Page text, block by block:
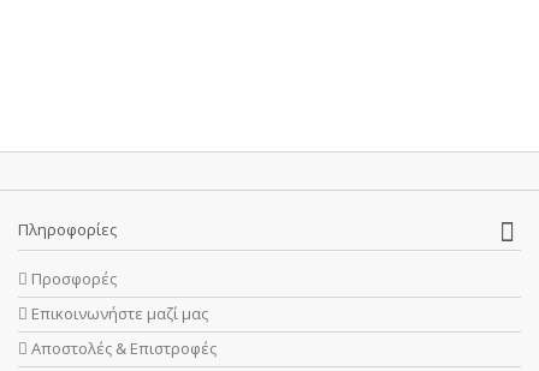
Πληροφορίες
Προσφορές
Επικοινωνήστε μαζί μας
Αποστολές & Επιστροφές